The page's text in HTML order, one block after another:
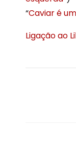
“Caviar é
Ligação ao